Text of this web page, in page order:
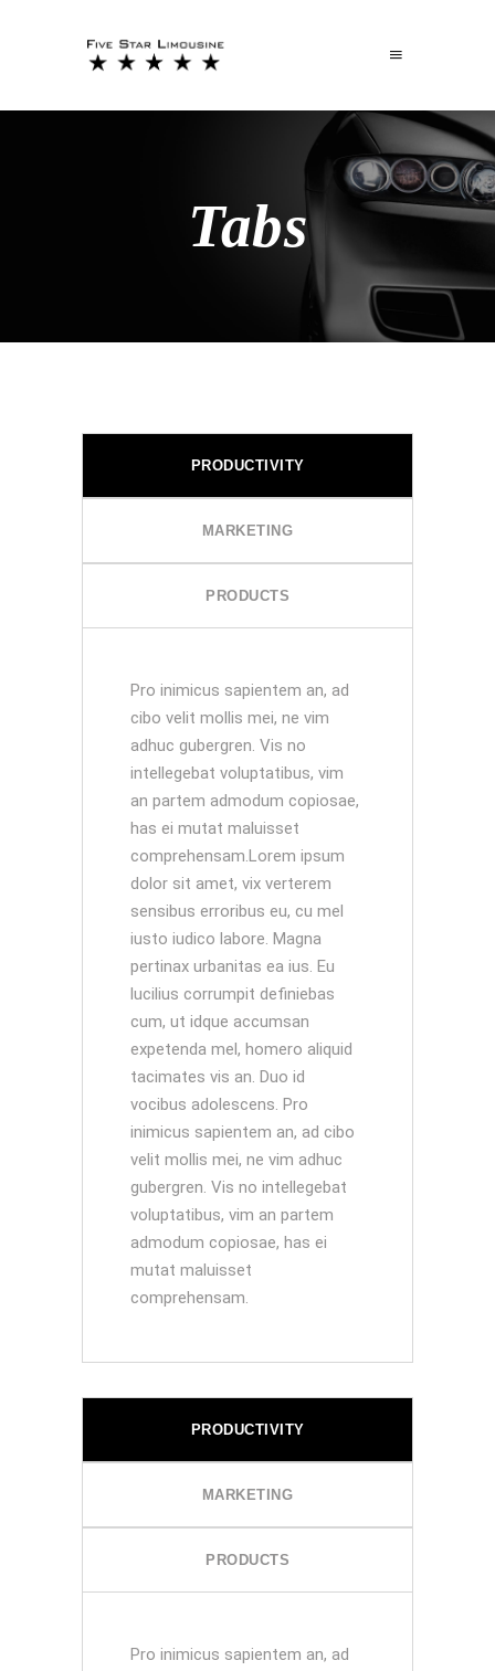
Tabs
PRODUCTIVITY
MARKETING
PRODUCTS
Pro inimicus sapientem an, ad
cibo velit mollis mei, ne vim
adhuc gubergren. Vis no
intellegebat voluptatibus, vim
an partem admodum copiosae,
has ei mutat maluisset
comprehensam.Lorem ipsum
dolor sit amet, vix verterem
sensibus erroribus eu, cu mel
iusto iudico labore. Magna
pertinax urbanitas ea ius. Eu
lucilius corrumpit definiebas
cum, ut idque accumsan
expetenda mel, homero aliquid
tacimates vis an. Duo id
vocibus adolescens. Pro
inimicus sapientem an, ad cibo
velit mollis mei, ne vim adhuc
gubergren. Vis no intellegebat
voluptatibus, vim an partem
admodum copiosae, has ei
mutat maluisset
comprehensam.
PRODUCTIVITY
MARKETING
PRODUCTS
Pro inimicus sapientem an, ad